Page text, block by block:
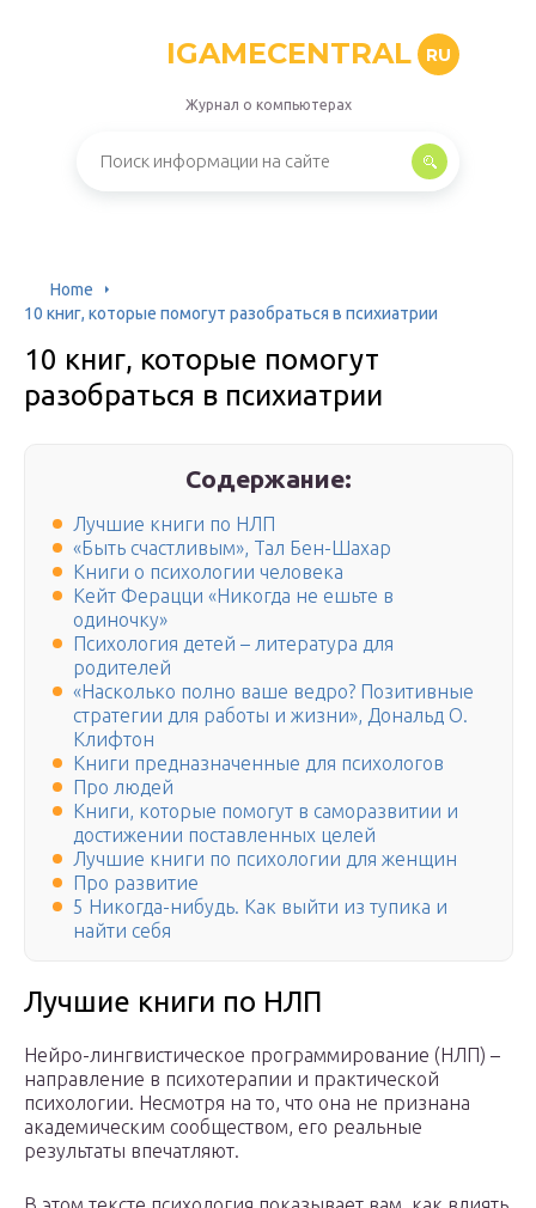
IGAMECENTRAL RU
Журнал о компьютерах
Home
10 книг, которые помогут разобраться в психиатрии
10 книг, которые помогут
разобраться в психиатрии
Содержание:
Лучшие книги по НЛП
«Быть ​​счастливым», Тал Бен-Шахар
Книги о психологии человека
Кейт Ферацци «Никогда не ешьте в
одиночку»
Психология детей – литература для
родителей
«Насколько полно ваше ведро? Позитивные
стратегии для работы и жизни», Дональд О.
Клифтон
Книги предназначенные для психологов
Про людей
Книги, которые помогут в саморазвитии и
достижении поставленных целей
Лучшие книги по психологии для женщин
Про развитие
5 Никогда-нибудь. Как выйти из тупика и
найти себя
Лучшие книги по НЛП
Нейро-лингвистическое программирование (НЛП) –
направление в психотерапии и практической
психологии. Несмотря на то, что она не признана
академическим сообществом, его реальные
результаты впечатляют.